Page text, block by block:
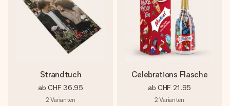
Strandtuch
ab CHF 36.95
2 Varianten
Celebrations Flasche
ab CHF 21.95
2 Varianten